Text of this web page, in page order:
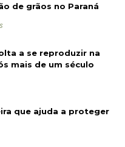
de grãos no Paraná
a se reproduzir na
mais de um século
que ajuda a proteger